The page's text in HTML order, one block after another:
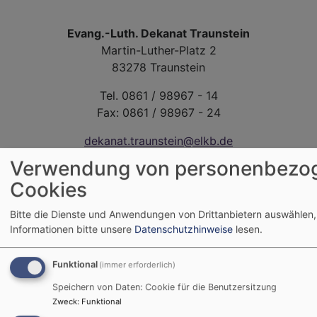
Evang.-Luth. Dekanat Traunstein
Martin-Luther-Platz 2
83278 Traunstein
Tel. 0861 / 98967 - 14
Fax: 0861 / 98967 - 24
dekanat.traunstein@elkb.de
Verwendung von
Cookies
Bitte die Dienste und Anwendungen von Drittanbietern
Informationen bitte unsere Datenschutzhinweise lesen.
Funktional (immer erforderlich)
Speichern von Daten: Cookie für die Benutzersitzung
Zweck: Funktional